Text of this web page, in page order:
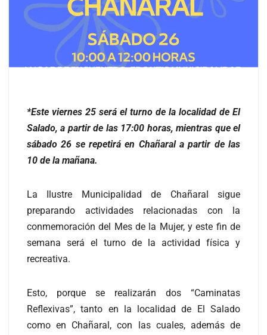
*Este viernes 25 será el turno de la localidad de El
Salado, a partir de las 17:00 horas, mientras que el
sábado 26 se repetirá en Chañaral a partir de las
10 de la mañana.
La Ilustre Municipalidad de Chañaral sigue
preparando actividades relacionadas con la
conmemoración del Mes de la Mujer, y este fin de
semana será el turno de la actividad física y
recreativa.
Esto, porque se realizarán dos “Caminatas
Reflexivas”, tanto en la localidad de El Salado
como en Chañaral, con las cuales, además de